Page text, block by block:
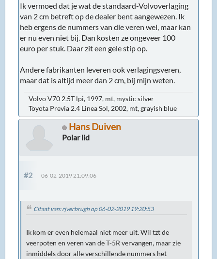
Ik vermoed dat je wat de standaard-Volvoverlaging
van 2 cm betreft op de dealer bent aangewezen. Ik
heb ergens de nummers van die veren wel, maar kan
er nu even niet bij. Dan kosten ze ongeveer 100
euro per stuk. Daar zit een gele stip op.
Andere fabrikanten leveren ook verlagingsveren,
maar dat is altijd meer dan 2 cm, bij mijn weten.
Volvo V70 2.5T lpi, 1997, mt, mystic silver
Toyota Previa 2.4 Linea Sol, 2002, mt, grayish blue
Hans Duiven
Polar lid
#2 06-02-2019 21:09:06
Citaat van: rjverbrugh op 06-02-2019 19:20:53
Ik kom er even helemaal niet meer uit. Wil tzt de
veerpoten en veren van de T-5R vervangen, maar zie
inmiddels door alle verschillende nummers het